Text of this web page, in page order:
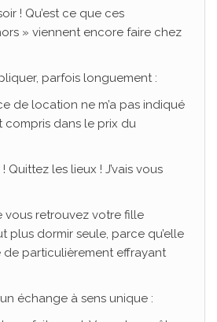
! Qu’est ce que ces
» viennent encore faire chez
parfois longuement :
de location ne m’a pas indiqué
compris dans le prix du
Quittez les lieux ! J’vais vous
vous retrouvez votre fille
plus dormir seule, parce qu’elle
particulièrement effrayant
échange à sens unique :